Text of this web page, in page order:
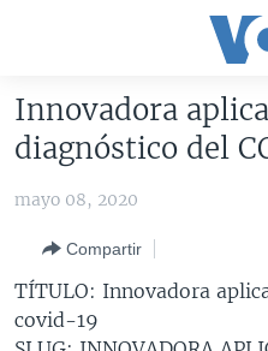
accesibilidad
Salte
principal
Salte
navegador
principal
AMÉRICA DEL NORTE
EEUU
MÉXICO
HAITÍ
ELECCIONES EEUU 2024
ELECCIONES EEUU
VOTO DIVIDIDO
VOA VERIFICA
VOA VERIFICA UCRANIA/
VOA VERIFICA
VOA VERIFICA AMÉRICA
AMÉRICA LATINA
ARGENTINA
BOLIVIA
CHINA EN AMÉRICA LATINA
CENTROAMÉRICA
Innovadora
diagnóstico del
mayo 08, 2020
Compartir
TÍTULO: Innovadora
covid-19